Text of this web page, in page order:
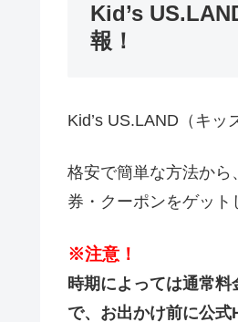
Kid’s
報！
Kid’s US.LAND（キッ
格安で簡単な方法から
券・クーポンをゲット
※注意！
時期によっては通常
で、お出かけ前に公式